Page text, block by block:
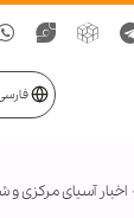
اخبار آسیای مرکزی و